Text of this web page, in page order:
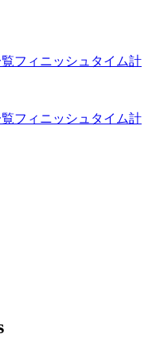
フィニッシュタイム計
フィニッシュタイム計